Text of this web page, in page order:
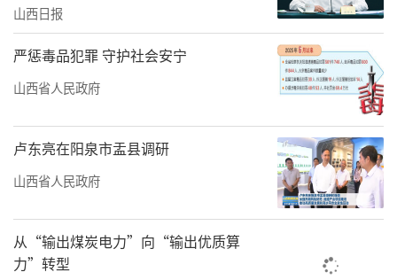
传技术经验培育本土力量
为破解以往单人零散帮扶成效有限的难
题，山西援疆团队创新推行“以院包科”帮扶
模式，由山西三甲医院对口支援受援地重点科
室，从设备、技术、管理、人才4个方面全方位
赋能，推动医疗援疆走向系统化、长效化。
在阜康市人民医院，援疆团队引入我省成
熟的多学科诊疗模式，打破了单科诊疗的壁
山西日报
严惩毒品犯罪 守护社会安宁
山西省人民政府
卢东亮在阳泉市盂县调研
山西省人民政府
从“输出煤炭电力”向“输出优质算
力”转型